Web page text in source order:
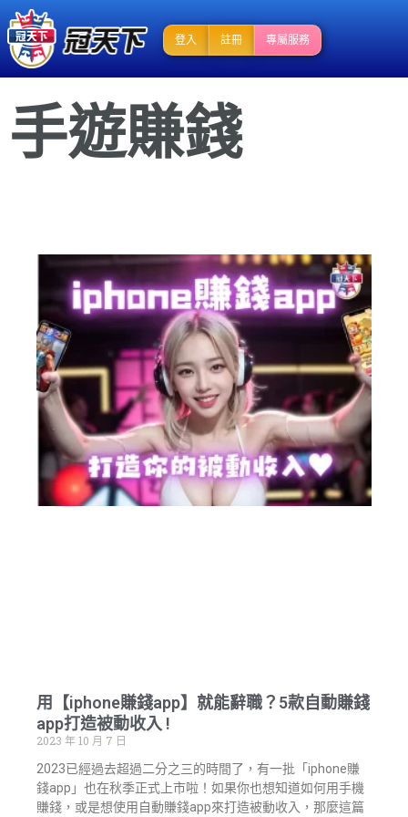
登入 註冊 專屬服務
手遊賺錢
用【iphone賺錢app】就能辭職？5款自動賺錢
app打造被動收入 !
2023 年 10 月 7 日
2023已經過去超過二分之三的時間了，有一批「iphone賺
錢app」也在秋季正式上市啦！如果你也想知道如何用手機
賺錢，或是想使用自動賺錢app來打造被動收入，那麼這篇